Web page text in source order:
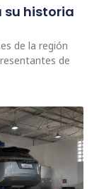
su historia
de la región
de